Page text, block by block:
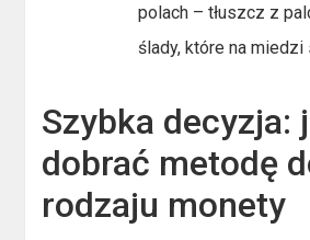
polach – tłuszcz z
ślady, które na
Szybka decyzja:
dobrać metodę
rodzaju monety